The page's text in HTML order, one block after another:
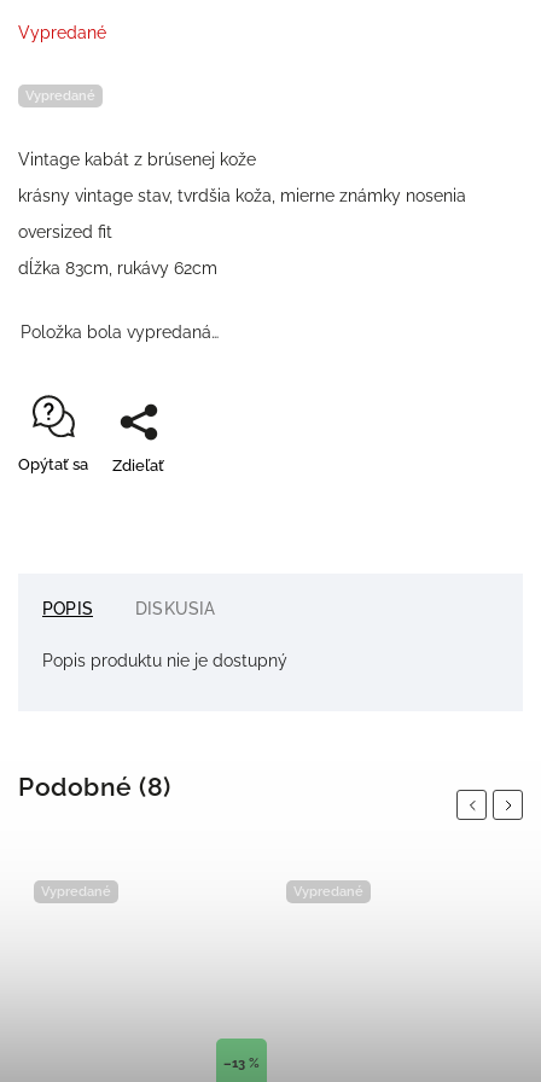
Vypredané
Vintage kabát z brúsenej kože
krásny vintage stav, tvrdšia koža, mierne známky nosenia
oversized fit
dĺžka 83cm, rukávy 62cm
Vypredané
Položka bola vypredaná…
Opýtať sa Zdieľať
POPIS DISKUSIA
Popis produktu nie je dostupný
Podobné (8)
Previous
Vypredané
–13 %
Vypredané
Next